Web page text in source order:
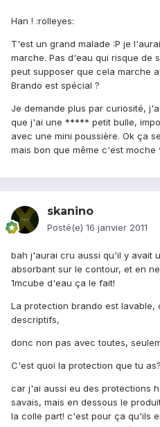
Han ! :rolleyes:
T'est un grand malade :P je
marche. Pas d'eau qui risque de
peut supposer que cela marche
Brando est spécial ?
Je demande plus par curiosité,
que j'ai une ***** petit bulle,
avec une mini poussière. Ok ça
mais bon que même c'est moche
skanino
Posté(e) 16 janvier 2011
bah j'aurai cru aussi qu'il y avait
absorbant sur le contour, et en
1mcube d'eau ça le fait!
La protection brando est lavable,
descriptifs,
donc non pas avec toutes,
C'est quoi la protection que tu as?
car j'ai aussi eu des protections
savais, mais en dessous le
la colle part! c'est pour ça qu'ils